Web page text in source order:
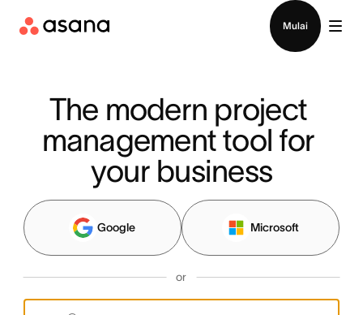
Mulai
The modern project
management tool for
your business
Google Microsoft
or